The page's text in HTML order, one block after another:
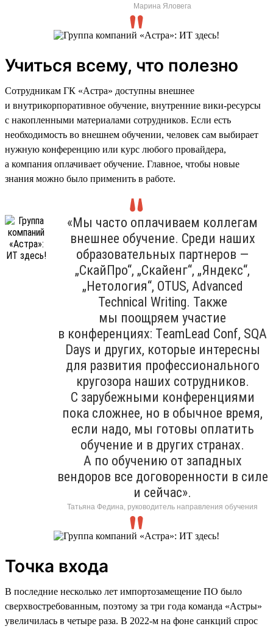
Марина Яловега
Учиться всему, что полезно
Сотрудникам ГК «Астра» доступны внешнее
и внутрикорпоративное обучение, внутренние вики-ресурсы
с накопленными материалами сотрудников. Если есть
необходимость во внешнем обучении, человек сам выбирает
нужную конференцию или курс любого провайдера,
а компания оплачивает обучение. Главное, чтобы новые
знания можно было применить в работе.
«Мы часто оплачиваем коллегам
внешнее обучение. Среди наших
образовательных партнеров —
„СкайПро“, „Скайенг“, „Яндекс“,
„Нетология“, OTUS, Advanced
Technical Writing. Также
мы поощряем участие
в конференциях: ТeamLead Conf, SQA
Days и других, которые интересны
для развития профессионального
кругозора наших сотрудников.
С зарубежными конференциями
пока сложнее, но в обычное время,
если надо, мы готовы оплатить
обучение и в других странах.
А по обучению от западных
вендоров все договоренности в силе
и сейчас».
Татьяна Федина, руководитель направления обучения
Точка входа
В последние несколько лет импортозамещение ПО было
сверхвостребованным, поэтому за три года команда «Астры»
увеличилась в четыре раза. В 2022-м на фоне санкций спрос